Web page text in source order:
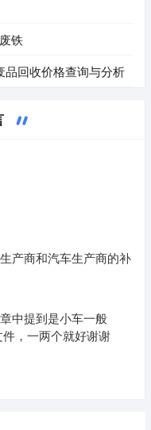
钢废铁
品回收价格查询与分析
产商和汽车生产商的补
中提到是小车一般
，一两个就好谢谢